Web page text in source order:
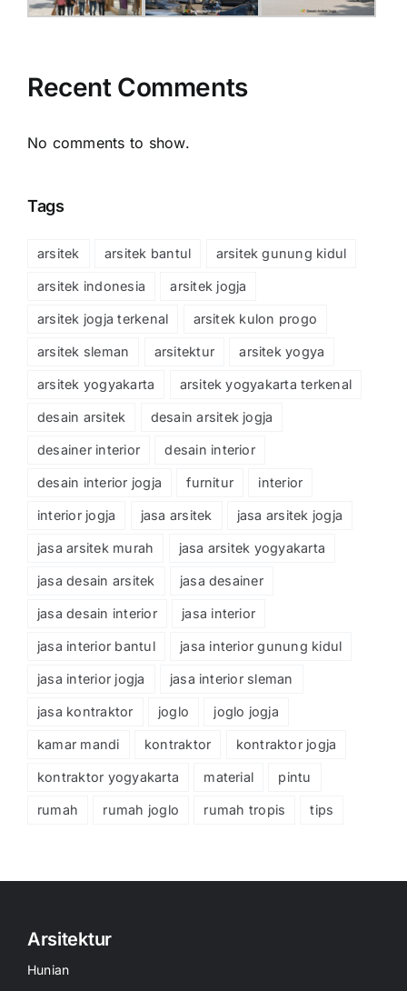
Recent Comments
No comments to show.
Tags
arsitek arsitek bantul arsitek gunung kidul
arsitek indonesia arsitek jogja
arsitek jogja terkenal arsitek kulon progo
arsitek sleman arsitektur arsitek yogya
arsitek yogyakarta arsitek yogyakarta terkenal
desain arsitek desain arsitek jogja
desainer interior desain interior
desain interior jogja furnitur interior
interior jogja jasa arsitek jasa arsitek jogja
jasa arsitek murah jasa arsitek yogyakarta
jasa desain arsitek jasa desainer
jasa desain interior jasa interior
jasa interior bantul jasa interior gunung kidul
jasa interior jogja jasa interior sleman
jasa kontraktor joglo joglo jogja
kamar mandi kontraktor kontraktor jogja
kontraktor yogyakarta material pintu
rumah rumah joglo rumah tropis tips
Arsitektur
Hunian